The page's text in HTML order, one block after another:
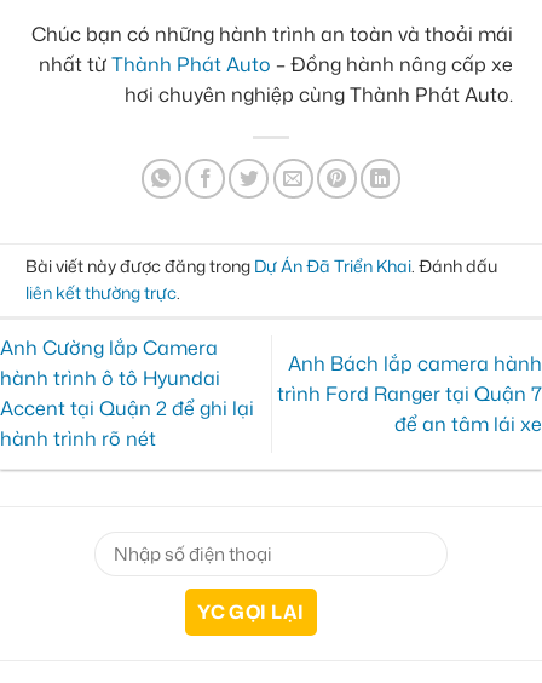
Chúc bạn có những hành trình an toàn và thoải mái
nhất từThành Phát Auto – Đồng hành nâng cấp xe
hơi chuyên nghiệp cùng Thành Phát Auto.
Bài viết này được đăng trong Dự Án Đã Triển Khai. Đánh dấu
liên kết thường trực.
Anh Cường lắp Camera
hành trình ô tô Hyundai
Accent tại Quận 2 để ghi lại
hành trình rõ nét
Anh Bách lắp camera hành
trình Ford Ranger tại Quận 7
để an tâm lái xe